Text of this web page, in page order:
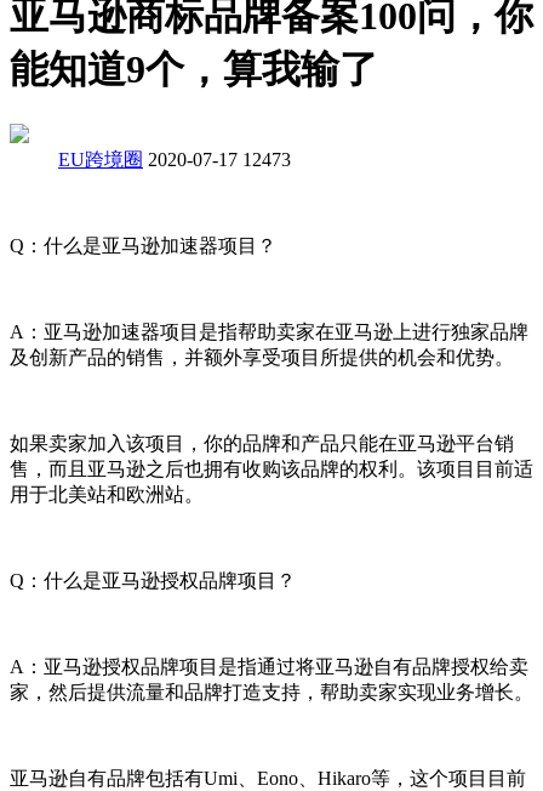
亚马逊商标品牌备案100问，你
能知道9个，算我输了
EU跨境圈 2020-07-17 12473
Q：什么是亚马逊加速器项目？
A：亚马逊加速器项目是指帮助卖家在亚马逊上进行独家品牌
及创新产品的销售，并额外享受项目所提供的机会和优势。
如果卖家加入该项目，你的品牌和产品只能在亚马逊平台销
售，而且亚马逊之后也拥有收购该品牌的权利。该项目目前适
用于北美站和欧洲站。
Q：什么是亚马逊授权品牌项目？
A：亚马逊授权品牌项目是指通过将亚马逊自有品牌授权给卖
家，然后提供流量和品牌打造支持，帮助卖家实现业务增长。
亚马逊自有品牌包括有Umi、Eono、Hikaro等，这个项目目前